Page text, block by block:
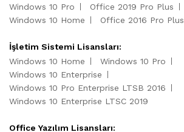
Windows 10 Pro
Office 2019 Pro Plus
Windows 10 Home
Office 2016 Pro Plus
İşletim Sistemi Lisansları:
Windows 10 Home
Windows 10 Pro
Windows 10 Enterprise
Windows 10 Pro Enterprise LTSB 2016
Windows 10 Enterprise LTSC 2019
Office Yazılım Lisansları: